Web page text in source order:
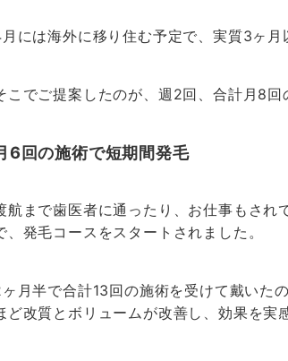
には海外に移り住む予定で、実質3ヶ月
こでご提案したのが、週2回、合計月8
6回の施術で短期間発毛
航まで歯医者に通ったり、お仕事もさ
、発毛コースをスタートされました。
月半で合計13回の施術を受けて戴いた
ど改質とボリュームが改善し、効果を実